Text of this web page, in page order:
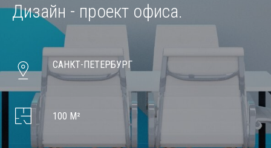
Дизайн - проект офиса.
САНКТ-ПЕТЕРБУРГ
100 М²